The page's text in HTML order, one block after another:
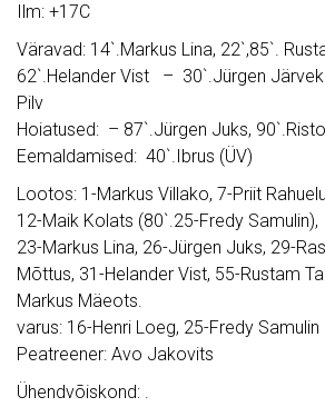
Ilm: +17C
Väravad: 14`.Markus Lina, 22`,85`.
62`.Helander Vist – 30`.Jürgen
Pilv
Hoiatused: – 87`.Jürgen Juks,
Eemaldamised: 40`.Ibrus (ÜV)
Lootos: 1-Markus Villako, 7-Priit
12-Maik Kolats (80`.25-Fredy
23-Markus Lina, 26-Jürgen Juks, 29-
Mõttus, 31-Helander Vist, 55-Rustam
Markus Mäeots.
varus: 16-Henri Loeg, 25-Fredy Samulin
Peatreener: Avo Jakovits
Ühendvõiskond: .